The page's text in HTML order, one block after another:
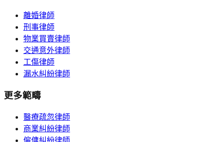
離婚律師
刑事律師
物業買賣律師
交通意外律師
工傷律師
漏水糾紛律師
更多範疇
醫療疏忽律師
商業糾紛律師
僱傭糾紛律師